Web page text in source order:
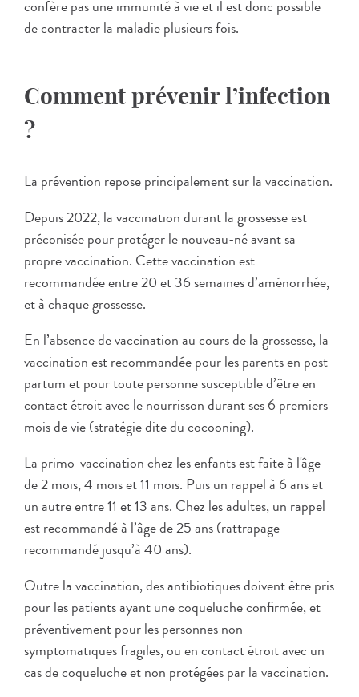
confère pas une immunité à vie et il est donc possible
de contracter la maladie plusieurs fois.
Comment prévenir l’infection
?
La prévention repose principalement sur la vaccination.
Depuis 2022, la vaccination durant la grossesse est
préconisée pour protéger le nouveau-né avant sa
propre vaccination. Cette vaccination est
recommandée entre 20 et 36 semaines d’aménorrhée,
et à chaque grossesse.
En l’absence de vaccination au cours de la grossesse, la
vaccination est recommandée pour les parents en post-
partum et pour toute personne susceptible d’être en
contact étroit avec le nourrisson durant ses 6 premiers
mois de vie (stratégie dite du cocooning).
La primo-vaccination chez les enfants est faite à l'âge
de 2 mois, 4 mois et 11 mois. Puis un rappel à 6 ans et
un autre entre 11 et 13 ans. Chez les adultes, un rappel
est recommandé à l’âge de 25 ans (rattrapage
recommandé jusqu’à 40 ans).
Outre la vaccination, des antibiotiques doivent être pris
pour les patients ayant une coqueluche confirmée, et
préventivement pour les personnes non
symptomatiques fragiles, ou en contact étroit avec un
cas de coqueluche et non protégées par la vaccination.